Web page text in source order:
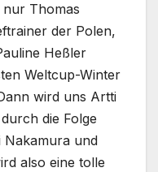
nur Thomas
der Polen,
Heßler
Weltcup-Winter
wird uns Artti
die Folge
Nakamura und
also eine tolle